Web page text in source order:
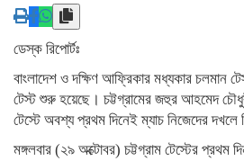
ডেস্ক রিপোর্টঃ
বাংলাদেশ ও দক্ষিণ আফ্রিকার মধ্যকার চলমান
টেস্ট শুরু হয়েছে। চট্টগ্রামের জহুর আহমেদ
টেস্টে অবশ্য প্রথম দিনেই ম্যাচ নিজেদের দখলে
মঙ্গলবার (২৯ অক্টোবর) চট্টগ্রাম টেস্টের প্রথম